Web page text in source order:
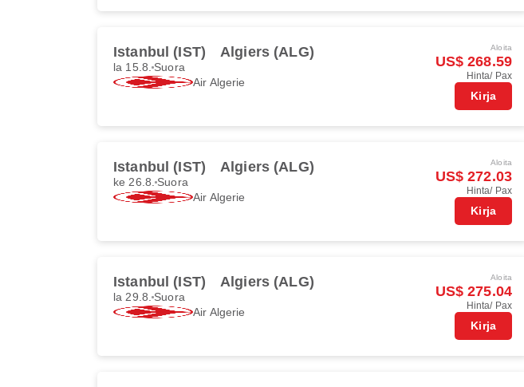
Istanbul (IST) Algiers (ALG)
la 15.8. Suora
Air Algerie
Aloita
US$ 268.59
Hinta/ Pax
Kirja
Istanbul (IST) Algiers (ALG)
ke 26.8. Suora
Air Algerie
Aloita
US$ 272.03
Hinta/ Pax
Kirja
Istanbul (IST) Algiers (ALG)
la 29.8. Suora
Air Algerie
Aloita
US$ 275.04
Hinta/ Pax
Kirja